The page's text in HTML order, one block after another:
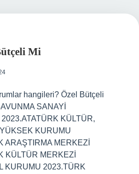
Mi
hangileri? Özel Bütçeli
SANAYİ
KÜLTÜR,
KURUMU
ARAŞTIRMA MERKEZİ
KÜLTÜR MERKEZİ
KURUMU 2023.TÜRK